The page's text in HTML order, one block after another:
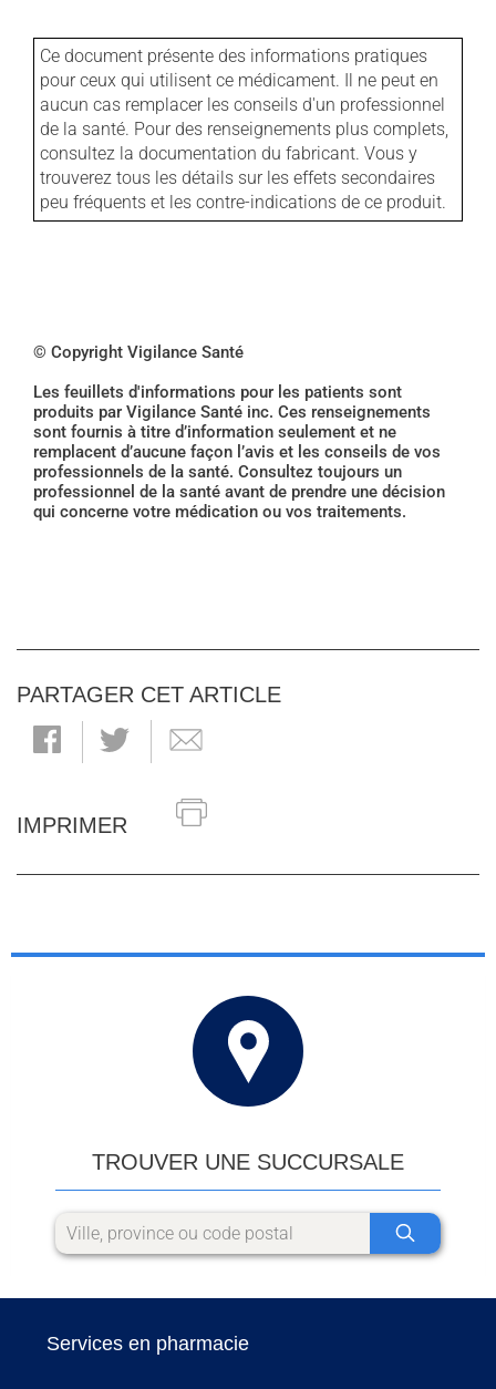
Ce document présente des informations pratiques
pour ceux qui utilisent ce médicament. Il ne peut en
aucun cas remplacer les conseils d'un professionnel
de la santé. Pour des renseignements plus complets,
consultez la documentation du fabricant. Vous y
trouverez tous les détails sur les effets secondaires
peu fréquents et les contre-indications de ce produit.
© Copyright Vigilance Santé
Les feuillets d'informations pour les patients sont
produits par Vigilance Santé inc. Ces renseignements
sont fournis à titre d’information seulement et ne
remplacent d’aucune façon l’avis et les conseils de vos
professionnels de la santé. Consultez toujours un
professionnel de la santé avant de prendre une décision
qui concerne votre médication ou vos traitements.
PARTAGER CET ARTICLE
IMPRIMER
TROUVER UNE SUCCURSALE
Services en pharmacie